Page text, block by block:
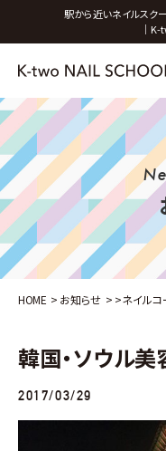
駅から近いネイルスク
｜K-
HOME > お知らせ > >ネイルコ
韓国・ソウル
2017/03/29